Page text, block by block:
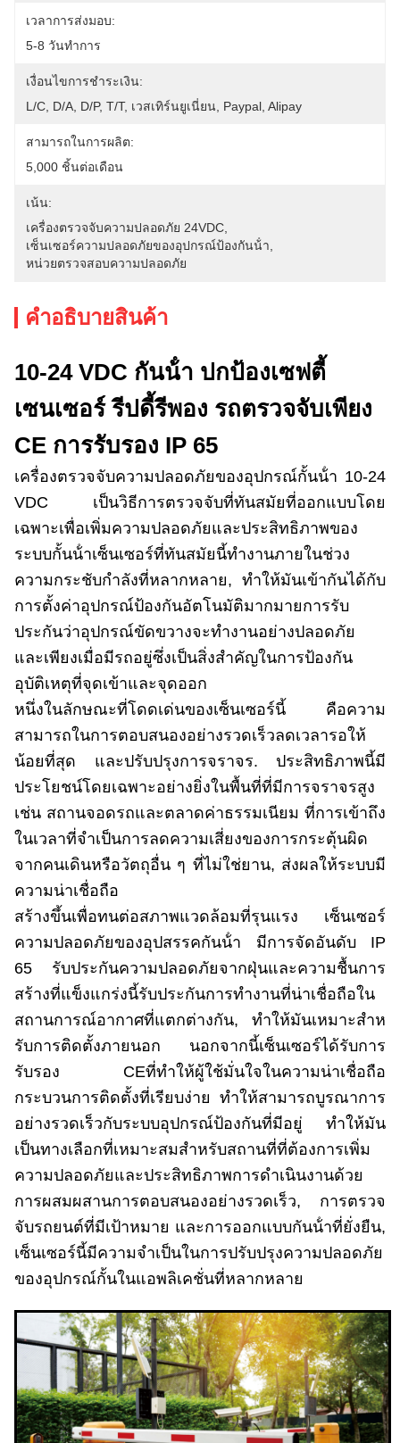
เวลาการส่งมอบ:
5-8 วันทําการ
เงื่อนไขการชำระเงิน:
L/C, D/A, D/P, T/T, เวสเทิร์นยูเนี่ยน, Paypal, Alipay
สามารถในการผลิต:
5,000 ชิ้นต่อเดือน
เน้น:
เครื่องตรวจจับความปลอดภัย 24VDC
เซ็นเซอร์ความปลอดภัยของอุปกรณ์ป้องกันน้ํา
หน่วยตรวจสอบความปลอดภัย
คําอธิบายสินค้า
10-24 VDC กันน้ํา ปกป้องเซฟตี้
เซนเซอร์ รีปดี้รีพอง รถตรวจจับเพียง
CE การรับรอง IP 65
เครื่องตรวจจับความปลอดภัยของอุปกรณ์กั้นน้ํา 10-24
VDC เป็นวิธีการตรวจจับที่ทันสมัยที่ออกแบบโดย
เฉพาะเพื่อเพิ่มความปลอดภัยและประสิทธิภาพของ
ระบบกั้นน้ําเซ็นเซอร์ที่ทันสมัยนี้ทํางานภายในช่วง
ความกระชับกําลังที่หลากหลาย, ทําให้มันเข้ากันได้กับ
การตั้งค่าอุปกรณ์ป้องกันอัตโนมัติมากมายการรับ
ประกันว่าอุปกรณ์ขัดขวางจะทํางานอย่างปลอดภัย
และเพียงเมื่อมีรถอยู่ซึ่งเป็นสิ่งสําคัญในการป้องกัน
อุบัติเหตุที่จุดเข้าและจุดออก
หนึ่งในลักษณะที่โดดเด่นของเซ็นเซอร์นี้ คือความ
สามารถในการตอบสนองอย่างรวดเร็วลดเวลารอให้
น้อยที่สุด และปรับปรุงการจราจร. ประสิทธิภาพนี้มี
ประโยชน์โดยเฉพาะอย่างยิ่งในพื้นที่ที่มีการจราจรสูง
เช่น สถานจอดรถและตลาดค่าธรรมเนียม ที่การเข้าถึง
ในเวลาที่จําเป็นการลดความเสี่ยงของการกระตุ้นผิด
จากคนเดินหรือวัตถุอื่น ๆ ที่ไม่ใช่ยาน, ส่งผลให้ระบบมี
ความน่าเชื่อถือ
สร้างขึ้นเพื่อทนต่อสภาพแวดล้อมที่รุนแรง เซ็นเซอร์
ความปลอดภัยของอุปสรรคกันน้ํา มีการจัดอันดับ IP
65 รับประกันความปลอดภัยจากฝุ่นและความชื้นการ
สร้างที่แข็งแกร่งนี้รับประกันการทํางานที่น่าเชื่อถือใน
สถานการณ์อากาศที่แตกต่างกัน, ทําให้มันเหมาะสําห
รับการติดตั้งภายนอก นอกจากนี้เซ็นเซอร์ได้รับการ
รับรอง CEที่ทําให้ผู้ใช้มั่นใจในความน่าเชื่อถือ
กระบวนการติดตั้งที่เรียบง่าย ทําให้สามารถบูรณาการ
อย่างรวดเร็วกับระบบอุปกรณ์ป้องกันที่มีอยู่ ทําให้มัน
เป็นทางเลือกที่เหมาะสมสําหรับสถานที่ที่ต้องการเพิ่ม
ความปลอดภัยและประสิทธิภาพการดําเนินงานด้วย
การผสมผสานการตอบสนองอย่างรวดเร็ว, การตรวจ
จับรถยนต์ที่มีเป้าหมาย และการออกแบบกันน้ําที่ยั่งยืน,
เซ็นเซอร์นี้มีความจําเป็นในการปรับปรุงความปลอดภัย
ของอุปกรณ์กั้นในแอพลิเคชั่นที่หลากหลาย